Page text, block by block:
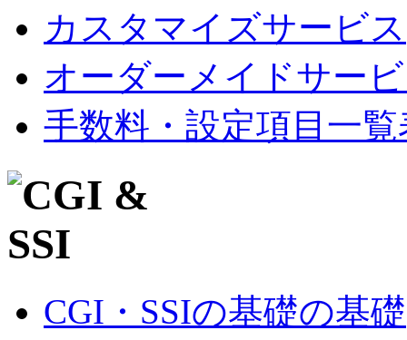
カスタマイズサービス
オーダーメイドサー
手数料・設定項目一覧
CGI・SSIの基礎の基礎